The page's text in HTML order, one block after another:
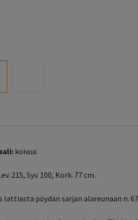
koivua
215, Syv. 100, Kork. 77 cm.
lattiasta pöydän sarjan alareunaan n.